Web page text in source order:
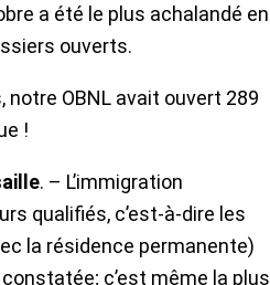
a été le plus achalandé en
ouverts.
notre OBNL avait ouvert 289
!
. – L’immigration
qualifiés, c’est-à-dire les
la résidence permanente)
c’est même la plus